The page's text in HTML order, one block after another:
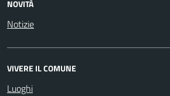
NOVITÀ
Notizie
VIVERE IL COMUNE
Luoghi